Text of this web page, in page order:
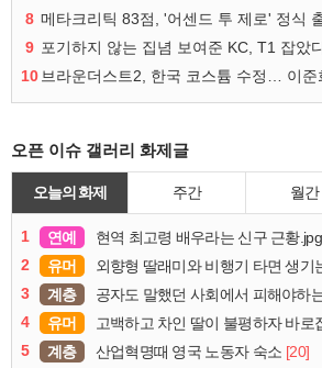
8 메타크리틱 83점, '어센드 투 제로' 정식
9 포기하지 않는 집념 보여준 KC, T1 잡았
10
오픈 이슈 갤러리 화제글
오늘의 화제 주간 월간
1 연예 현역 최고령 배우라는 신구 근황.jpg
2
유머 외향형 딸래미와 비행기 타면 생기
3
계층 공자도 말했던 사회에서 피해야하
4
유머 고백하고 차인 딸이 불평하자 바로
5
계층 산업혁명때 영국 노동자 숙소 [20]